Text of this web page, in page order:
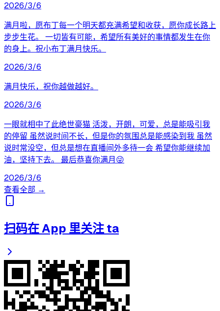
2026/3/6
满月啦，愿布丁每一个明天都充满希望和收获，愿你成长路上
步步生花。 一切皆有可能，希望所有美好的事情都发生在你
的身上。祝小布丁满月快乐。
2026/3/6
满月快乐，祝你越做越好。
2026/3/6
一眼就相中了此绝世豪猫 活泼，开朗，可爱，总是能吸引我
的停留 虽然说时间不长，但是你的氛围总是能感染到我 虽然
说时常没空，但总是想在直播间外多待一会 希望你能继续加
油，坚持下去。 最后恭喜你满月😜
2026/3/6
查看全部 →
扫码在 App 里关注 ta